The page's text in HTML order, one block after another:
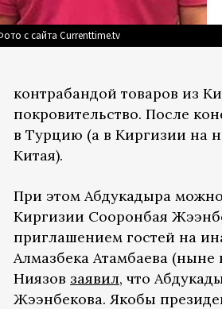
с сайта Currenttime.tv
контрабандой товаров из
покровительство. После
в Турцию (а в Киргизии на
Китая).
При этом Абдукадыра
Киргизии Сооронбая
приглашением гостей на
Алмазбека Атамбаева
Ниязов заявил, что
Жээнбекова. Якобы